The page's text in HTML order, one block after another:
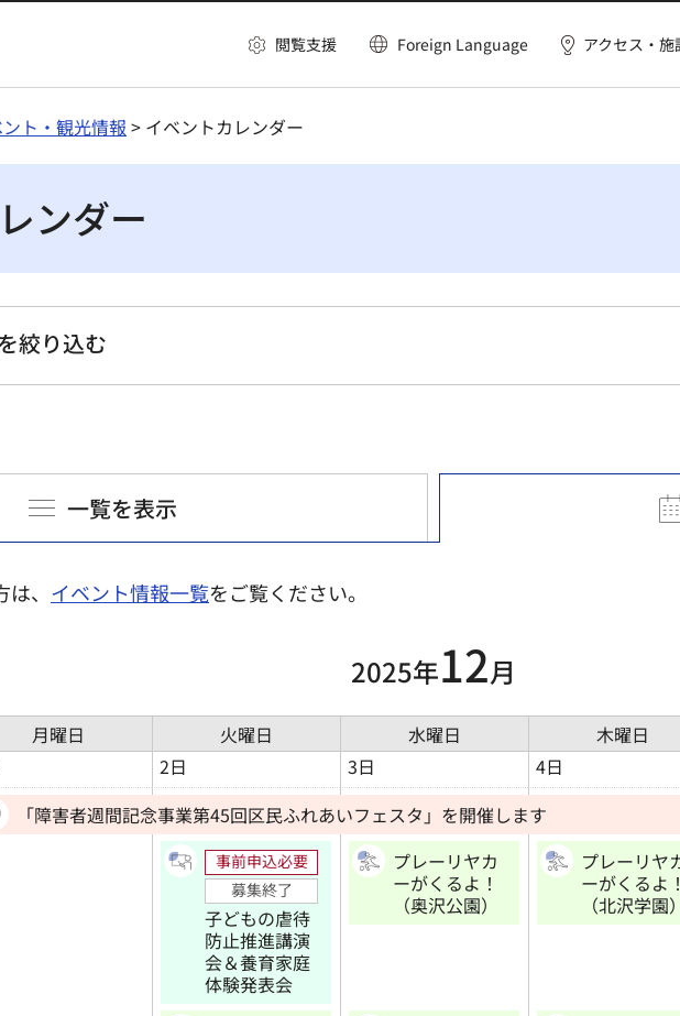
閲覧支援 Foreign Language アクセス・施
ト・観光情報 > イベントカレンダー
ンダー
絞り込む
一覧を表示
、 イベント情報一覧をご覧ください。
2025年12月
月曜日 火曜日 水曜日
木曜日
2日 3日
4日
「障害者週間記念事業第45回区民ふれあいフェスタ」を開催します
事前申込必要
募集終了
子どもの虐待
防止推進講演
会＆養育家庭
体験発表会
プレーリヤカ
ーがくるよ！
（奥沢公園）
プレーリヤ
ーがくるよ
（北沢学園